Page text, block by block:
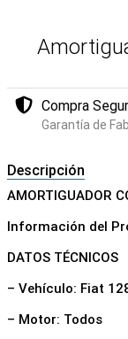
Compra
Garantía de
Descripción
AMORTIGUADOR
Información del
DATOS TÉCNICOS
– Vehículo: Fiat
– Motor: Todos